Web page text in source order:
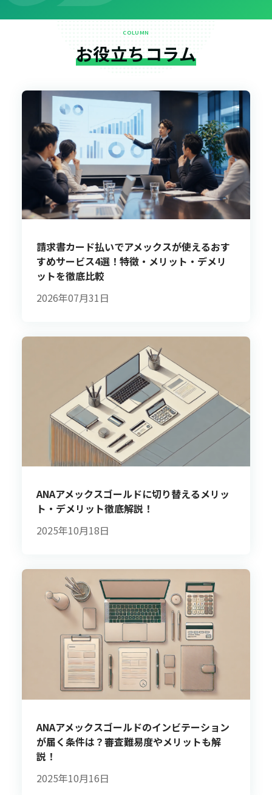
COLUMN
お役立ちコラム
請求書カード払いでアメックスが使えるおす
すめサービス4選！特徴・メリット・デメリ
ットを徹底比較
2026年07月31日
ANAアメックスゴールドに切り替えるメリッ
ト・デメリット徹底解説！
2025年10月18日
ANAアメックスゴールドのインビテーション
が届く条件は？審査難易度やメリットも解
説！
2025年10月16日